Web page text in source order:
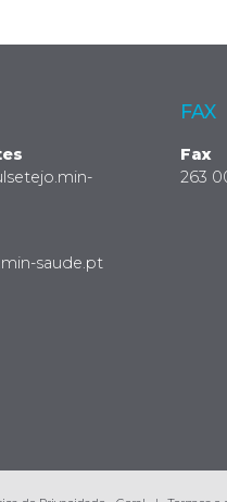
saude.pt
FAX
Fax
263